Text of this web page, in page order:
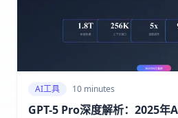
AI工具 10 minutes
GPT-5 Pro深度解析：2025年